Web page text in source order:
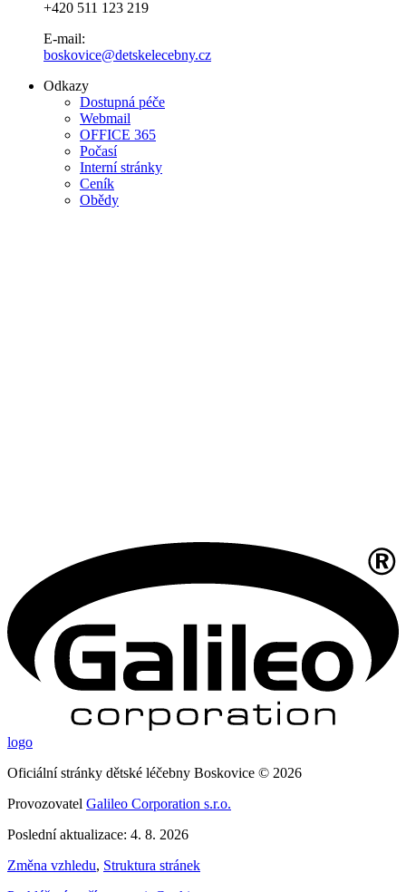
+420 511 123 219
E-mail:
boskovice@detskelecebny.cz
Odkazy
Dostupná péče
Webmail
OFFICE 365
Počasí
Interní stránky
Ceník
Obědy
logo
Oficiální stránky dětské léčebny Boskovice © 2026
Provozovatel Galileo Corporation s.r.o.
Poslední aktualizace: 4. 8. 2026
Změna vzhledu, Struktura stránek